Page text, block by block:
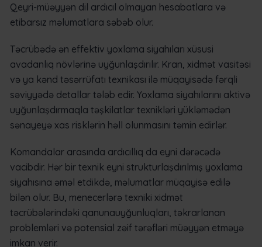
Qeyri-müəyyən dil ardıcıl olmayan hesabatlara və
etibarsız məlumatlara səbəb olur.
Təcrübədə ən effektiv yoxlama siyahıları xüsusi
avadanlıq növlərinə uyğunlaşdırılır. Kran, xidmət vasitəsi
və ya kənd təsərrüfatı texnikası ilə müqayisədə fərqli
səviyyədə detallar tələb edir. Yoxlama siyahılarını aktivə
uyğunlaşdırmaqla təşkilatlar texnikləri yükləmədən
sənayeyə xas risklərin həll olunmasını təmin edirlər.
Komandalar arasında ardıcıllıq da eyni dərəcədə
vacibdir. Hər bir texnik eyni strukturlaşdırılmış yoxlama
siyahısına əməl etdikdə, məlumatlar müqayisə edilə
bilən olur. Bu, menecerlərə texniki xidmət
təcrübələrindəki qanunauyğunluqları, təkrarlanan
problemləri və potensial zəif tərəfləri müəyyən etməyə
imkan verir.